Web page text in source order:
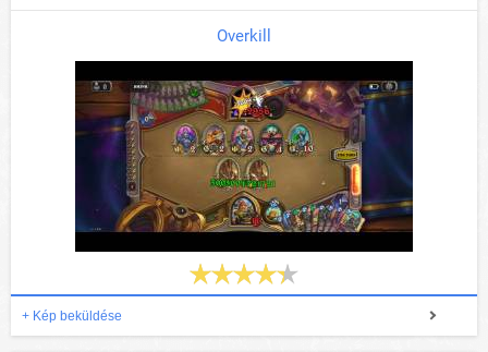
Overkill
+ Kép beküldése